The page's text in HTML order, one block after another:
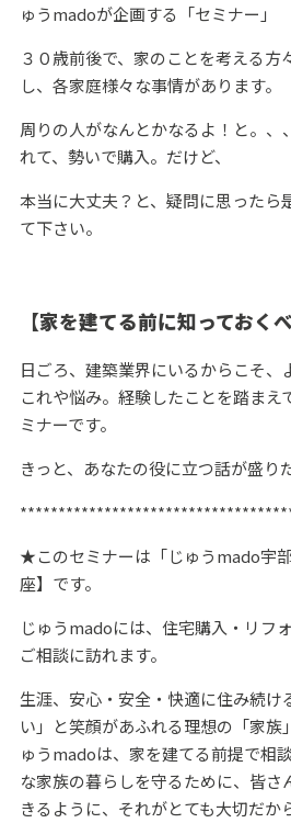
ゅうmadoが企画する「セミナー」
３０歳前後で、家のことを考える方
し、各家庭様々な事情があります。
周りの人がなんとかなるよ！と。、
れて、勢いで購入。だけど、
本当に大丈夫？と、疑問に思ったら
て下さい。
【家を建てる前に知っておく
日ごろ、建築業界にいるからこそ
これや悩み。経験したことを踏まえ
ミナーです。
きっと、あなたの役に立つ話が盛り
★このセミナーは「じゅうmado宇
座】です。
じゅうmadoには、住宅購入・リフ
ご相談に訪れます。
生涯、安心・安全・快適に住み続け
い」と笑顔があふれる理想の「家族
ゅうmadoは、家を建てる前提で相
な家族の暮らしを守るために、皆さ
きるように、それがとても大切だか